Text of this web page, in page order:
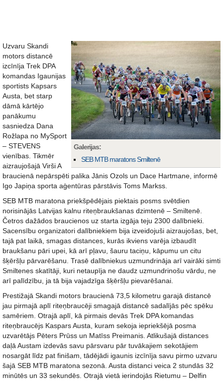
Galerijas:
SEB MTB maratons Smiltenē
Uzvaru Skandi
motors distancē
izcīnīja Trek DPA
komandas Igaunijas
sportists Kapsars
Austa, bet starp
dāmā kārtējo
panākumu
sasniedza Dana
Rožlapa no MySport
– STEVENS
vienības. Tikmēr
aizraujošajā Virši A
braucienā nepārspēti palika Jānis Ozols un Dace Hartmane, informē
Igo Japiņa sporta aģentūras pārstāvis Toms Markss.
SEB MTB maratona priekšpēdējais piektais posms svētdien
norisinājās Latvijas kalnu riteņbraukšanas dzimtenē – Smiltenē.
Četros dažādos braucienos uz starta izgāja teju 2300 dalībnieki.
Sacensību organizatori dalībniekiem bija izveidojuši aizraujošas, bet,
tajā pat laikā, smagas distances, kurās ikviens varēja izbaudīt
braukšanu pāri upei, kā arī pļavu, šauru taciņu, kāpumu un citu
šķēršļu pārvarēšanu. Trasē dalībniekus uzmundrināja arī vairāki simti
Smiltenes skatītāji, kuri netaupīja ne daudz uzmundrinošu vārdu, ne
arī palīdzību, ja tā bija vajadzīga šķēršļu pievarēšanai.
Prestižajā Skandi motors braucienā 73,5 kilometru garajā distancē
jau pirmajā aplī riteņbraucēji smagajā distancē sadalījās pēc spēku
samēriem. Otrajā aplī, kā pirmais devās Trek DPA komandas
riteņbraucējs Kaspars Austa, kuram sekoja iepriekšējā posma
uzvarētājs Pēters Prūss un Matīss Preimanis. Atlikušajā distances
daļā Austam izdevās savu pārsvaru pār tuvākajiem sekotājiem
nosargāt līdz pat finišam, tādējādi igaunis izcīnīja savu pirmo uzvaru
šajā SEB MTB maratona sezonā. Austa distanci veica 2 stundās 32
minūtēs un 33 sekundēs. Otrajā vietā ierindojās Rietumu – Delfin